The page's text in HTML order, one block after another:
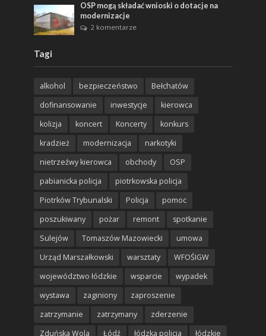
OSP mogą składać wnioski o dotacje na
modernizacje
2 komentarze
Tagi
alkohol bezpieczeństwo
Bełchatów
dofinansowanie
inwestycje
kierowca
kolizja
koncert Koncerty
konkurs
kradzież
modernizacja
narkotyki
nietrzeźwy kierowca
obchody
OSP
pabianicka policja
piotrkowska policja
Piotrków Trybunalski
Policja
pomoc
poszukiwany
pożar remont
spotkanie
Sulejów
Tomaszów Mazowiecki
umowa
Urząd Marszałkowski
warsztaty
WFOŚIGW
województwo łódzkie
wsparcie
wypadek
wystawa
zaginiony
zaproszenie
zatrzymanie
zatrzymany
zderzenie
Zduńska Wola
Łódź łódzka policja łódzkie